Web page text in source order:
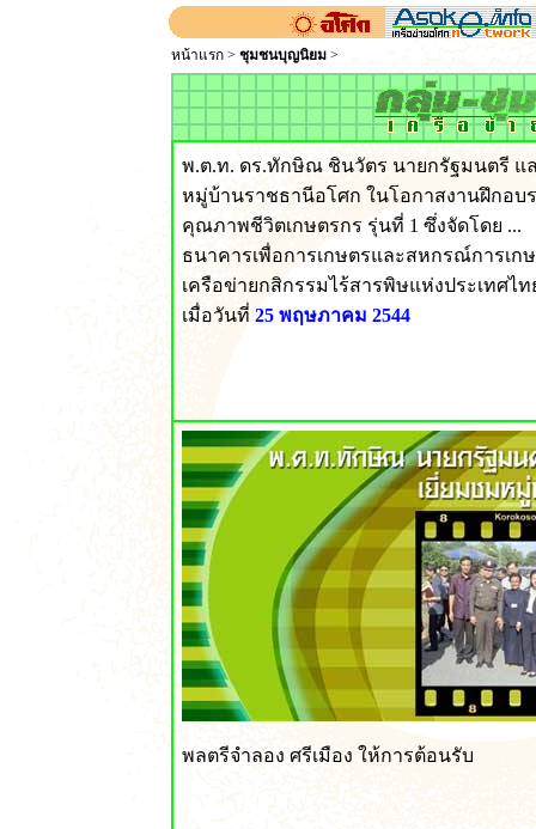
หน้าแรก> ชุมชนบุญนิยม>
พ.ต.ท. ดร.ทักษิณ ชินวัตร นายกรัฐมนตรี แ
หมู่บ้านราชธานีอโศก ในโอกาสงานฝึกอ
คุณภาพชีวิตเกษตรกร รุ่นที่ 1 ซึ่งจัดโดย ...
ธนาคารเพื่อการเกษตรและสหกรณ์การเก
เครือข่ายกสิกรรมไร้สารพิษแห่งประเทศไท
เมื่อวันที่ 25 พฤษภาคม 2544
พลตรีจำลอง ศรีเมือง ให้การต้อนรับ